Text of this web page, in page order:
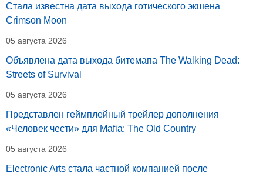
Стала известна дата выхода готического экшена
Crimson Moon
05 августа 2026
Объявлена дата выхода битемапа The Walking Dead:
Streets of Survival
05 августа 2026
Представлен геймплейный трейлер дополнения
«Человек чести» для Mafia: The Old Country
05 августа 2026
Electronic Arts стала частной компанией после